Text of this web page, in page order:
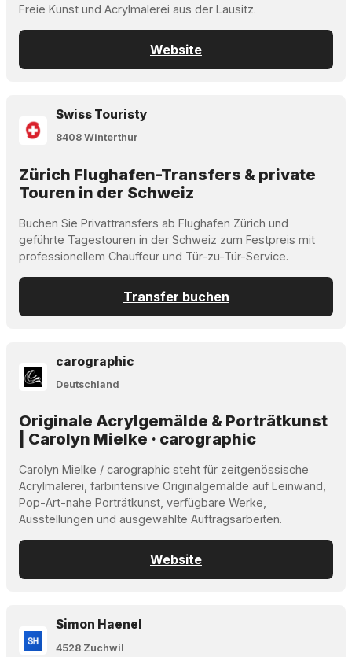
Freie Kunst und Acrylmalerei aus der Lausitz.
Website
Swiss Touristy
8408 Winterthur
Zürich Flughafen-Transfers & private
Touren in der Schweiz
Buchen Sie Privattransfers ab Flughafen Zürich und
geführte Tagestouren in der Schweiz zum Festpreis mit
professionellem Chauffeur und Tür-zu-Tür-Service.
Transfer buchen
carographic
Deutschland
Originale Acrylgemälde & Porträtkunst
| Carolyn Mielke · carographic
Carolyn Mielke / carographic steht für zeitgenössische
Acrylmalerei, farbintensive Originalgemälde auf Leinwand,
Pop-Art-nahe Porträtkunst, verfügbare Werke,
Ausstellungen und ausgewählte Auftragsarbeiten.
Website
Simon Haenel
4528 Zuchwil